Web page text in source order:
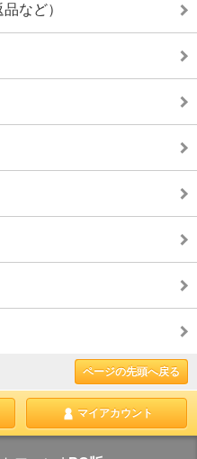
など）
ページの先頭へ戻る
マイアカウント